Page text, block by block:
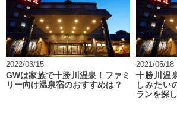
2022/03/15
GWは家族で十勝川温泉！ファミ
リー向け温泉宿のおすすめは？
2021/05/18
十勝川温
しみたい
ランを探